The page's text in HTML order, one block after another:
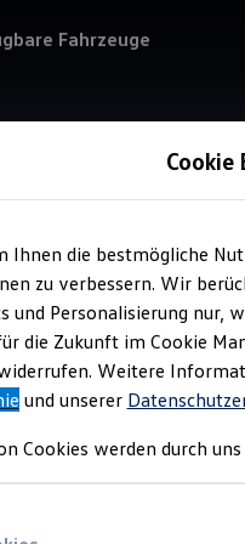
Fahrzeuge
Cookie
Ihnen die bestmögliche
zu verbessern. Wir
Personalisierung nur,
die Zukunft im Cookie
Weitere
und unserer
Cookies werden durch